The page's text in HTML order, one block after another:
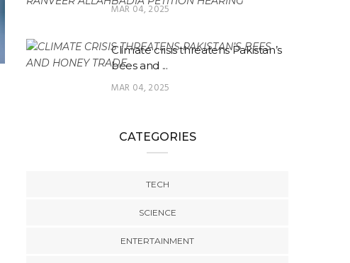
MAR 04, 2025
Climate crisis threatens Pakistan’s
bees and ...
MAR 04, 2025
CATEGORIES
TECH
SCIENCE
ENTERTAINMENT